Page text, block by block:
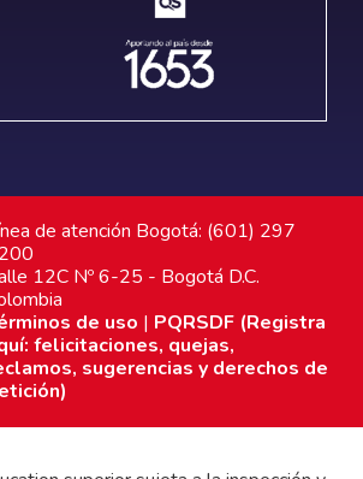
de atención Bogotá: (601) 297
12C Nº 6-25 - Bogotá D.C.
de uso | PQRSDF (Registra
felicitaciones, quejas,
sugerencias y derechos de